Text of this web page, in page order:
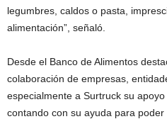
legumbres, caldos o pasta,
alimentación”, señaló.
Desde el Banco de Alimentos
colaboración de empresas,
especialmente a Surtruck su
contando con su ayuda para